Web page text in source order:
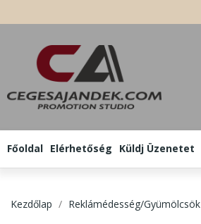
Főoldal Elérhetőség Küldj Üzenetet
Kezdőlap Reklámédesség/Gyümölcsök